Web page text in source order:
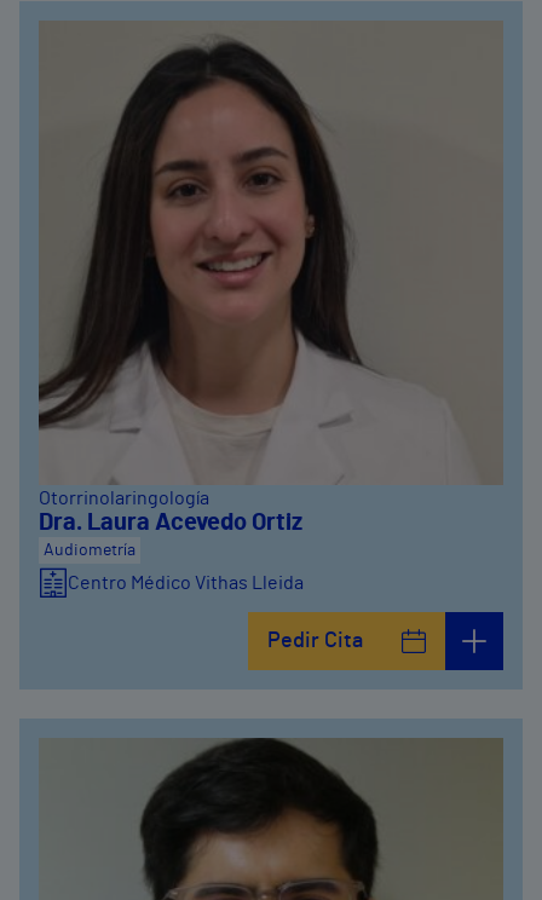
Otorrinolaringología
Dra. Laura Acevedo Ortiz
Audiometría
Centro Médico Vithas Lleida
Pedir Cita